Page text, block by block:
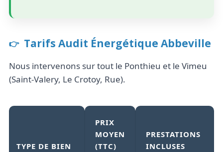
Tarifs Audit Énergétique Abbeville
Nous intervenons sur tout le Ponthieu et le Vimeu
(Saint-Valery, Le Crotoy, Rue).
TYPE DE BIEN
PRIX
MOYEN
(TTC)
PRESTATIONS
INCLUSES